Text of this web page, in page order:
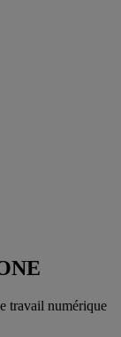
travail numérique